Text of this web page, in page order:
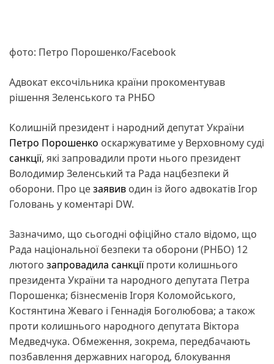
фото: Петро Порошенко/Facebook
Адвокат ексочільника країни прокоментував
рішення Зеленського та РНБО
Колишній президент і народний депутат України
Петро Порошенко оскаржуватиме у Верховному суді
санкції, які запровадили проти нього президент
Володимир Зеленський та Рада нацбезпеки й
оборони. Про цезаявив один із його адвокатів Ігор
Головань у коментарі DW.
Зазначимо, що сьогодні офіційно стало відомо, що
Рада національної безпеки та оборони (РНБО) 12
лютого запровадила санкціїпроти колишнього
президента України та народного депутата Петра
Порошенка; бізнесменів Ігоря Коломойського,
Костянтина Жеваго і Геннадія Боголюбова; а також
проти колишнього народного депутата Віктора
Медведчука. Обмеження, зокрема, передбачають
позбавлення державних нагород, блокування